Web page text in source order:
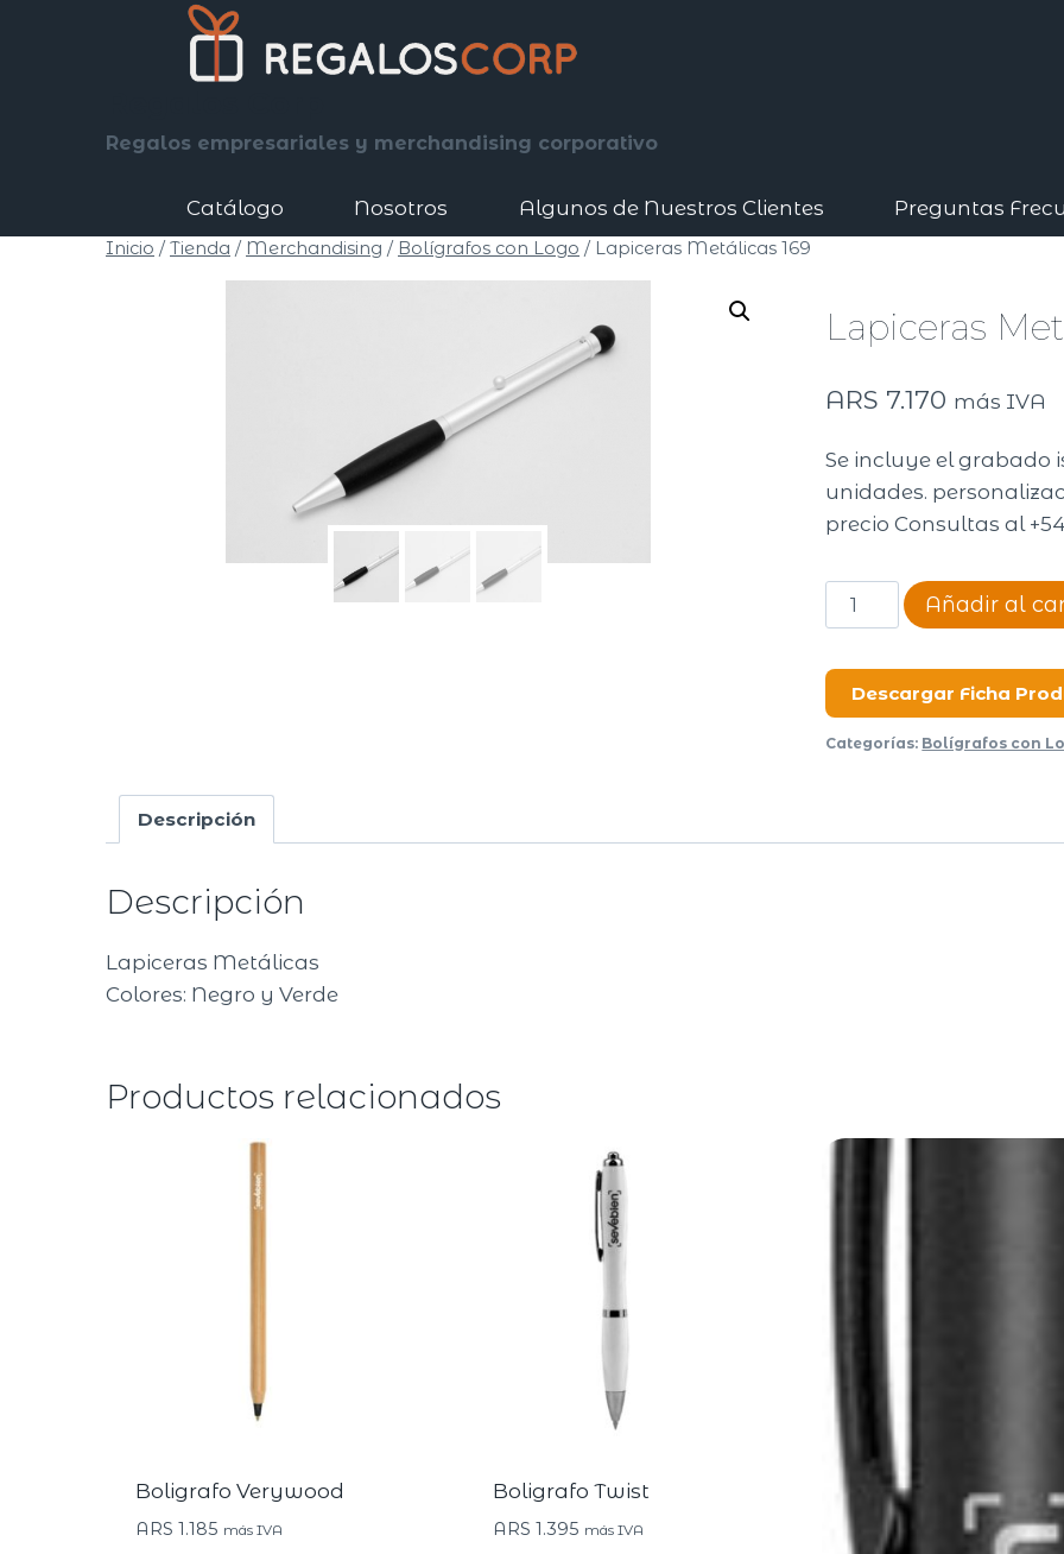
Regalos empresariales y merchandising corporativo
Catálogo Nosotros Algunos de Nuestros Clientes Preguntas
Inicio / Tienda / Merchandising / Bolígrafos con Logo / Lapiceras Metálicas 169
Lapiceras
ARS 7.170 más IVA
Se incluye el grabado
unidades.
precio Consultas al +54
Lapiceras
Metálicas
cantidad
Añadir al
Descargar Ficha
Categorías: Bolígrafos con
Descripción
Descripción
Lapiceras Metálicas
Colores: Negro y Verde
Productos relacionados
Boligrafo Verywood
ARS 1.185 más IVA
Boligrafo Twist
ARS 1.395 más IVA